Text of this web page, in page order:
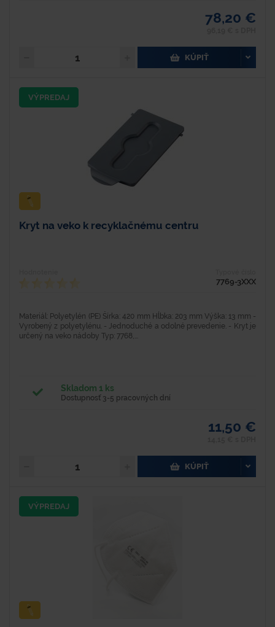
78,20 €
KÚPIŤ
VÝPREDAJ
Kryt na veko k recyklačnému centru
7769-3XXX
Materiál: Polyetylén (PE) Šírka: 420 mm Hĺbka: 203 mm Výška: 13 mm -
Vyrobený z polyetylénu. - Jednoduché a odolné prevedenie. - Kryt je
určený na veko nádoby Typ: 7768,...
Skladom 1 ks
Dostupnosť 3-5 pracovných dní
11,50 €
KÚPIŤ
VÝPREDAJ